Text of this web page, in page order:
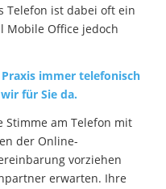
Telefon ist dabei oft ein
Mobile Office jedoch
immer telefonisch
für Sie da.
Stimme am Telefon mit
der Online-
vorziehen
erwarten. Ihre